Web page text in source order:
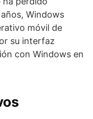
Windows
móvil de
su interfaz
con Windows en